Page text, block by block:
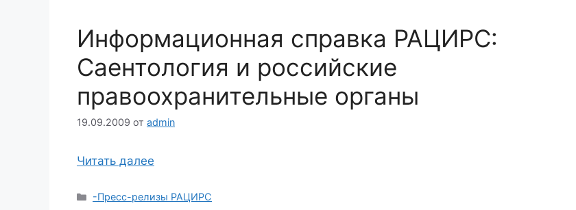
Информационная справка РАЦИРС:
Саентология и российские
правоохранительные органы
19.09.2009 от admin
Читать далее
Рубрики
-Пресс-релизы РАЦИРС